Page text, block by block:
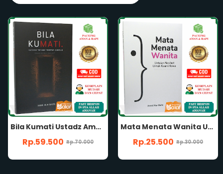
Mata Menata Wanita Ustadz Ammi Nur Baits Untaian Nasihat Untuk Kaum Hawa Perempuan Muslimah Penerbit Muamalah Publishing
Rp.25.500 Rp.30.000
Fiqih Haid ORIGINAL Ustadz Ammi Nur Baits Agar Tidak Galau Saat Darah Wanita Keluar Penerbit Muamalah Publishing
Rp.38.250 Rp.45.000